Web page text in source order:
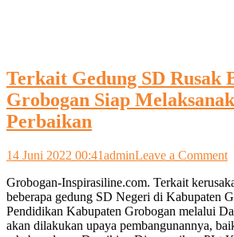
Terkait Gedung SD Rusak
Grobogan Siap
Perbaikan
14 Juni 2022 00:41adminLeave a Commenton
Grobogan-Inspirasiline.com. Terkait
beberapa gedung SD Negeri di Kabupaten
Pendidikan Kabupaten Grobogan melalui
akan dilakukan upaya pembangunannya,